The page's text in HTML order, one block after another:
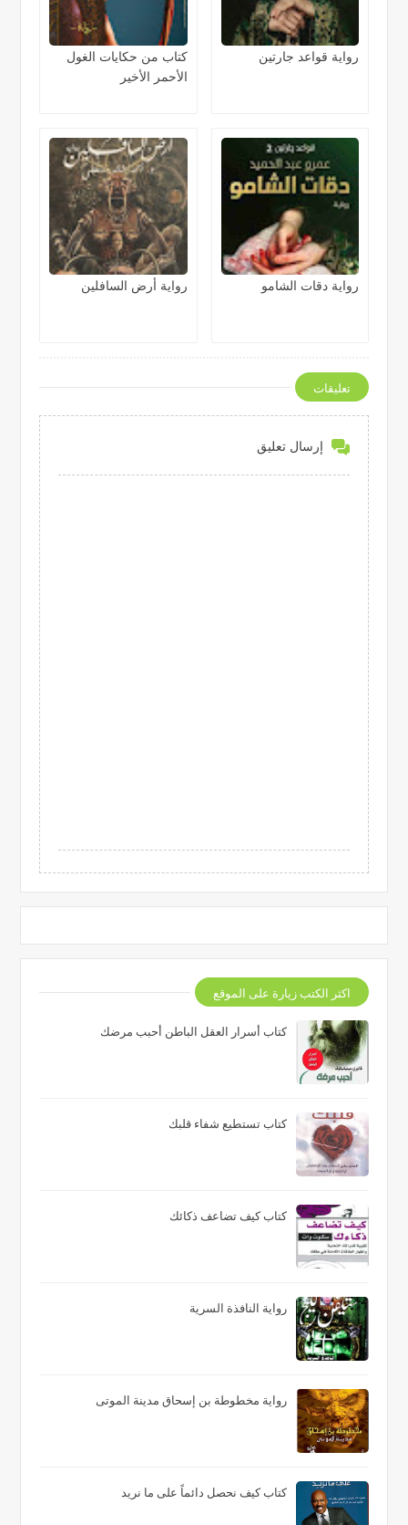
رواية قواعد جارتين
كتاب من حكايات الغول
الأحمر الأخير
رواية دقات الشامو رواية أرض السافلين
تعليقات
إرسال تعليق
اكثر الكتب زيارة على الموقع
كتاب أسرار العقل الباطن أحبب مرضك
كتاب تستطيع شفاء قلبك
كتاب كيف تضاعف ذكائك
رواية النافذة السرية
رواية مخطوطة بن إسحاق مدينة الموتى
كتاب كيف نحصل دائماً على ما نريد